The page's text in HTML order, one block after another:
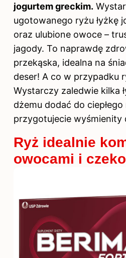
jogurtem greckim.
ugotowanego ryżu łyżkę
oraz ulubione owoce –
jagody. To naprawdę
przekąska, idealna na
deser! A co w przypadku
Wystarczy zaledwie kilka
dżemu dodać do
przygotujecie wyśmienity
Ryż idealnie
owocami i